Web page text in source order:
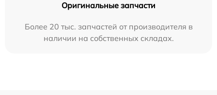
Оригинальные запчасти
Более 20 тыс. запчастей от производителя в
наличии на собственных складах.